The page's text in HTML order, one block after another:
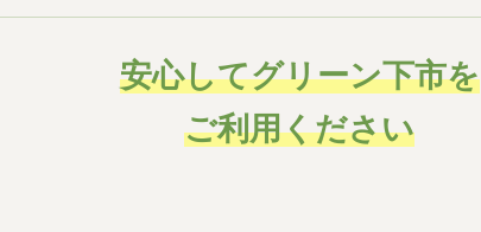
安心してグリーン下市を
ご利用ください